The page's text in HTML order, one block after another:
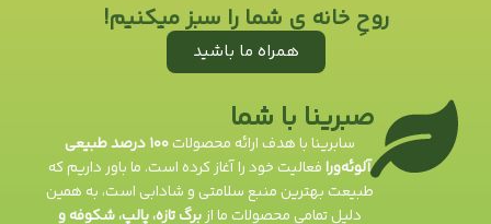
روحِ خانه ی شما را سبز میکنیم!
همراه ما باشید
صبرینا با شما
سابرینا با هدف ارائه محصولات
۱۰۰ درصد طبیعی
آلوئه‌ورافعالیت خود را آغاز کرده است. ما باور داریم که
طبیعت بهترین منبع سلامتی و شادابی است، به همین
دلیل تمامی محصولات ما ازبرگ تازه، پالپ، شکوفه و